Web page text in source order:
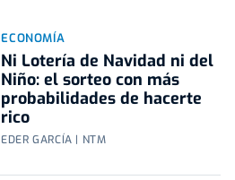
ECONOMÍA
Ni Lotería de Navidad ni del
Niño: el sorteo con más
probabilidades de hacerte
rico
EDER GARCÍA | NTM